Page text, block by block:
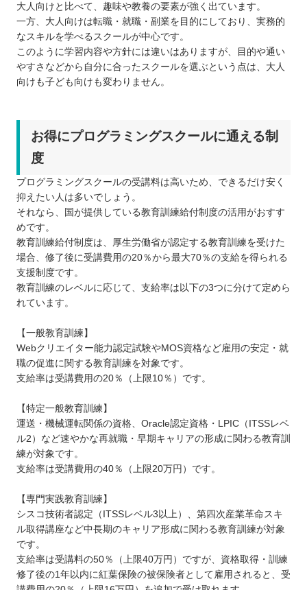
大人向けと比べて、趣味や教養の要素が強く出ています。
一方、大人向けは転職・就職・副業を目的にしており、実務的
なスキルを学べるスクールが中心です。
このように学習内容や方針には違いはありますが、目的や通い
やすさなどから自分に合ったスクールを選ぶという点は、大人
向けも子ども向けも変わりません。
お得にプログラミングスクールに通える制
度
プログラミングスクールの受講料は高いため、できるだけ安く
抑えたい人は多いでしょう。
それなら、国が提供している教育訓練給付制度の活用がおすす
めです。
教育訓練給付制度は、厚生労働省が認定する教育訓練を受けた
場合、修了後に受講費用の20％から最大70％の支給を得られる
支援制度です。
教育訓練のレベルに応じて、支給率は以下の3つに分けて定めら
れています。
【一般教育訓練】
Webクリエイター能力認定試験やMOS資格など雇用の安定・就
職の促進に関する教育訓練を対象です。
支給率は受講費用の20％（上限10％）です。
【特定一般教育訓練】
運送・機械運転関係の資格、Oracle認定資格・LPIC（ITSSレベ
ル2）など速やかな再就職・早期キャリアの形成に関わる教育訓
練が対象です。
支給率は受講費用の40％（上限20万円）です。
【専門実践教育訓練】
シスコ技術者認定（ITSSレベル3以上）、第四次産業革命スキ
ル取得講座など中長期のキャリア形成に関わる教育訓練が対象
です。
支給率は受講料の50％（上限40万円）ですが、資格取得・訓練
修了後の1年以内に紅葉保険の被保険者として雇用されると、受